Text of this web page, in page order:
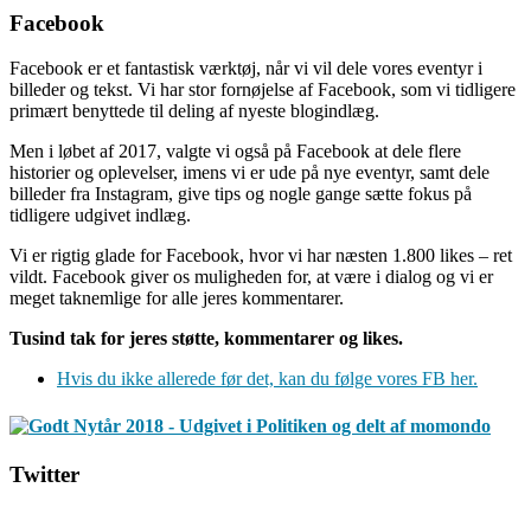
Facebook
Facebook er et fantastisk værktøj, når vi vil dele vores eventyr i
billeder og tekst. Vi har stor fornøjelse af Facebook, som vi tidligere
primært benyttede til deling af nyeste blogindlæg.
Men i løbet af 2017, valgte vi også på Facebook at dele flere
historier og oplevelser, imens vi er ude på nye eventyr, samt dele
billeder fra Instagram, give tips og nogle gange sætte fokus på
tidligere udgivet indlæg.
Vi er rigtig glade for Facebook, hvor vi har næsten 1.800 likes – ret
vildt. Facebook giver os muligheden for, at være i dialog og vi er
meget taknemlige for alle jeres kommentarer.
Tusind tak for jeres støtte, kommentarer og likes.
Hvis du ikke allerede før det, kan du følge vores FB her.
Twitter